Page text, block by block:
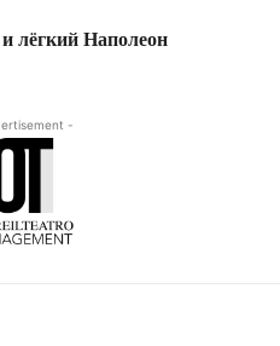
лёгкий Наполеон
-